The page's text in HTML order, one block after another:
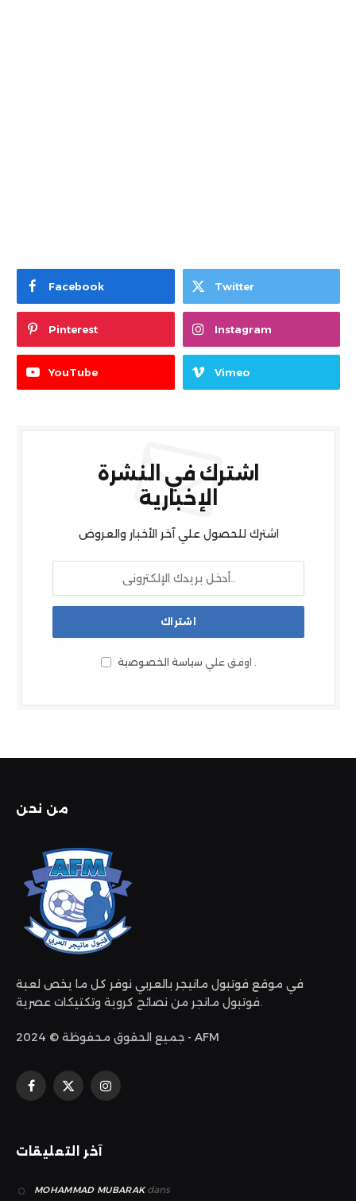
Facebook Twitter
Pinterest Instagram
YouTube Vimeo
اشترك في النشرة
الإخبارية
اشترك للحصول علي آخر الأخبار والعروض
اوفق علي سياسة الخصوصية
من نحن
في موقع فوتبول مانيجر بالعربي نوفر كل ما يخص لعبة
فوتبول مانجر من نصائح كروية وتكتيكات عصرية.
جميع الحقوق محفوظة © 2024 - AFM
فيسبوك
X
الانستغرام
آخر التعليقات
MOHAMMAD MUBARAKdans